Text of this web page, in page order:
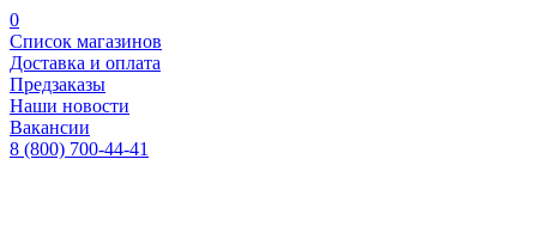
0
Список магазинов
Доставка и оплата
Предзаказы
Наши новости
Вакансии
8 (800) 700-44-41